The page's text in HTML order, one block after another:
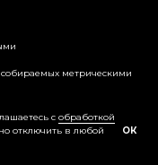
метрическими
с обработкой
отключить в любой
ОК